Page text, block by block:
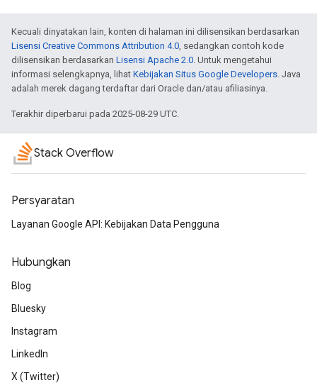
Kecuali dinyatakan lain, konten di halaman ini dilisensikan berdasarkan
Lisensi Creative Commons Attribution 4.0, sedangkan contoh kode
dilisensikan berdasarkan Lisensi Apache 2.0. Untuk mengetahui
informasi selengkapnya, lihat Kebijakan Situs Google Developers. Java
adalah merek dagang terdaftar dari Oracle dan/atau afiliasinya.
Terakhir diperbarui pada 2025-08-29 UTC.
Stack Overflow
Persyaratan
Layanan Google API: Kebijakan Data Pengguna
Hubungkan
Blog
Bluesky
Instagram
LinkedIn
X (Twitter)